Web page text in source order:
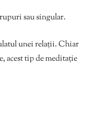
sau singular.
unei relații. Chiar
acest tip de meditație